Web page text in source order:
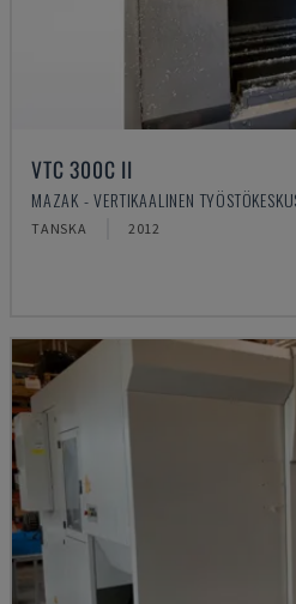
VTC 300C II
MAZAK - VERTIKAALINEN
TANSKA 2012